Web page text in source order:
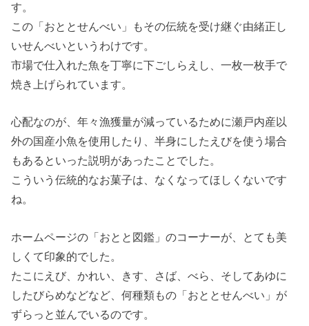
す。
この「おととせんべい」もその伝統を受け継ぐ由緒正し
いせんべいというわけです。
市場で仕入れた魚を丁寧に下ごしらえし、一枚一枚手で
焼き上げられています。
心配なのが、年々漁獲量が減っているために瀬戸内産以
外の国産小魚を使用したり、半身にしたえびを使う場合
もあるといった説明があったことでした。
こういう伝統的なお菓子は、なくなってほしくないです
ね。
ホームページの「おとと図鑑」のコーナーが、とても美
しくて印象的でした。
たこにえび、かれい、きす、さば、べら、そしてあゆに
したびらめなどなど、何種類もの「おととせんべい」が
ずらっと並んでいるのです。